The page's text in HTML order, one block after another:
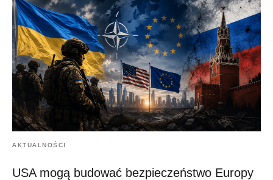
AKTUALNOŚCI
USA mogą budować bezpieczeństwo Europy